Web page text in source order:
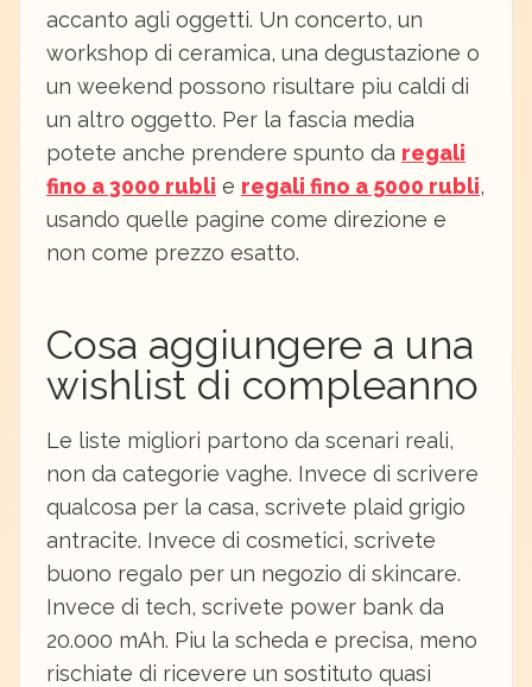
accanto agli oggetti. Un concerto, un
workshop di ceramica, una degustazione o
un weekend possono risultare piu caldi di
un altro oggetto. Per la fascia media
potete anche prendere spunto da regali
fino a 3000 rubli e regali fino a 5000 rubli,
usando quelle pagine come direzione e
non come prezzo esatto.
Cosa aggiungere a una
wishlist di compleanno
Le liste migliori partono da scenari reali,
non da categorie vaghe. Invece di scrivere
qualcosa per la casa, scrivete plaid grigio
antracite. Invece di cosmetici, scrivete
buono regalo per un negozio di skincare.
Invece di tech, scrivete power bank da
20.000 mAh. Piu la scheda e precisa, meno
rischiate di ricevere un sostituto quasi